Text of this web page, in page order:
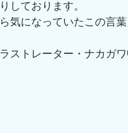
しております。
気になっていたこの言
ストレーター・ナカガ